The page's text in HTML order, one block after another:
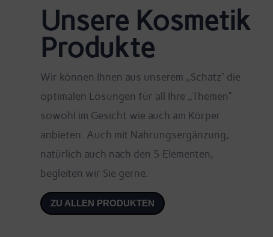
Unsere Kosmetik
Produkte
Wir können Ihnen aus unserem „Schatz“ die
optimalen Lösungen für all Ihre „Themen“
sowohl im Gesicht wie auch am Körper
anbieten. Auch mit Nahrungsergänzung,
natürlich auch nach den 5 Elementen,
begleiten wir Sie gerne.
ZU ALLEN PRODUKTEN